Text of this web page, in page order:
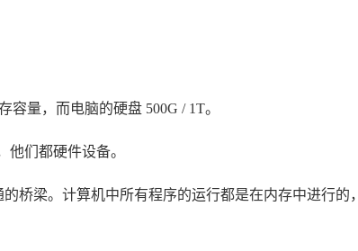
容量，而电脑的硬盘 500G / 1T。
他们都硬件设备。
桥梁。计算机中所有程序的运行都是在内存中进行的，